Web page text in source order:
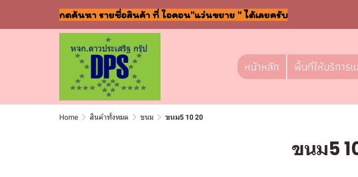
กดค้นหา รายชื่อสินค้า ที่ ไอคอน"แว่นขยาย " ได้เลยครับ
หน้าหลัก พื้นที่ให้บริการ
Home สินค้าทั้งหมด ขนม ขนม5 10 20
ขนม5